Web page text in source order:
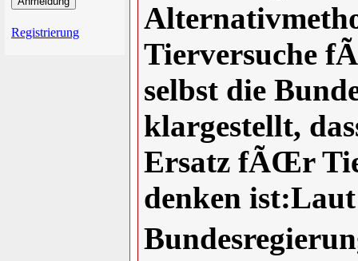
Registrierung
Tierversuche
selbst die
klargestellt,
Ersatz fÃŒr
denken